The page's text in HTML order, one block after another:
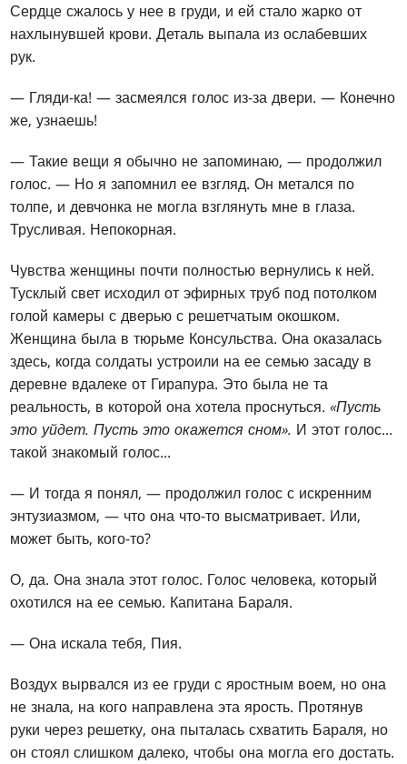
Сердце сжалось у нее в груди, и ей стало жарко от
нахлынувшей крови. Деталь выпала из ослабевших
рук.
— Гляди-ка! — засмеялся голос из-за двери. — Конечно
же, узнаешь!
— Такие вещи я обычно не запоминаю, — продолжил
голос. — Но я запомнил ее взгляд. Он метался по
толпе, и девчонка не могла взглянуть мне в глаза.
Трусливая. Непокорная.
Чувства женщины почти полностью вернулись к ней.
Тусклый свет исходил от эфирных труб под потолком
голой камеры с дверью с решетчатым окошком.
Женщина была в тюрьме Консульства. Она оказалась
здесь, когда солдаты устроили на ее семью засаду в
деревне вдалеке от Гирапура. Это была не та
реальность, в которой она хотела проснуться.«Пусть
это уйдет. Пусть это окажется сном». И этот голос...
такой знакомый голос...
— И тогда я понял, — продолжил голос с искренним
энтузиазмом, — что она что-то высматривает. Или,
может быть, кого-то?
О, да. Она знала этот голос. Голос человека, который
охотился на ее семью. Капитана Бараля.
— Она искала тебя, Пия.
Воздух вырвался из ее груди с яростным воем, но она
не знала, на кого направлена эта ярость. Протянув
руки через решетку, она пыталась схватить Бараля, но
он стоял слишком далеко, чтобы она могла его достать.